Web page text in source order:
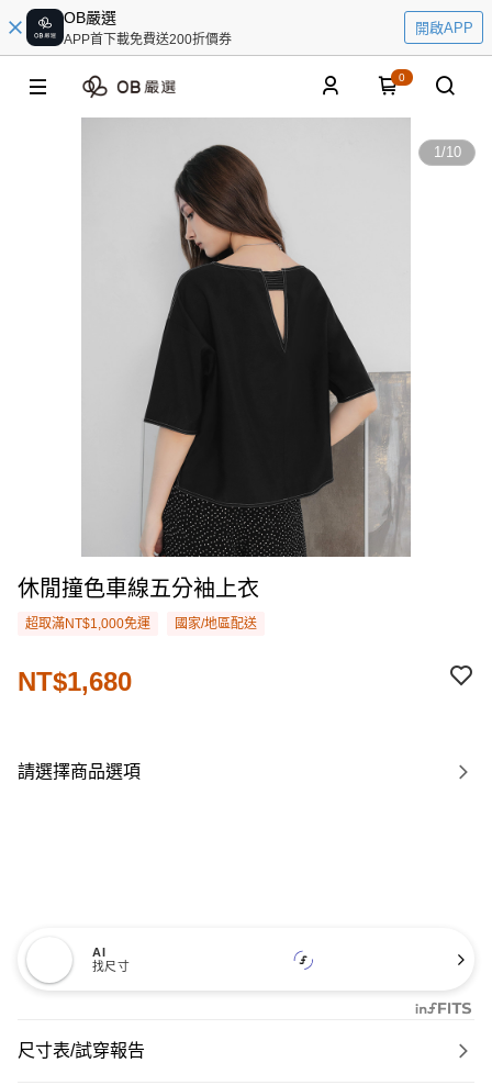
OB嚴選
APP首下載免費送200折價券
開啟APP
0
1/10
休閒撞色車線五分袖上衣
超取滿NT$1,000免運 國家/地區配送
NT$1,680
請選擇商品選項
AI
找尺寸
尺寸表/試穿報告